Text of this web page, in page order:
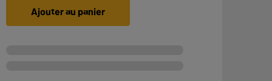
Ajouter au panier